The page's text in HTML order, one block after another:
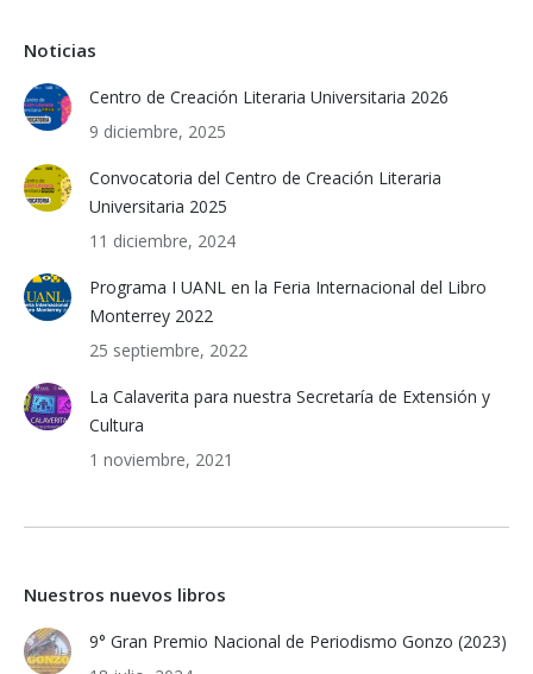
Noticias
Centro de Creación Literaria Universitaria 2026
9 diciembre, 2025
Convocatoria del Centro de Creación Literaria
Universitaria 2025
11 diciembre, 2024
Programa I UANL en la Feria Internacional del Libro
Monterrey 2022
25 septiembre, 2022
La Calaverita para nuestra Secretaría de Extensión y
Cultura
1 noviembre, 2021
Nuestros nuevos libros
9° Gran Premio Nacional de Periodismo Gonzo (2023)